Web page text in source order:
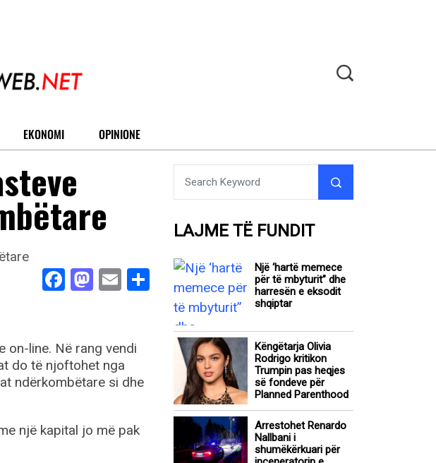
EKONOMI OPINIONE
Facebook
Mastodon
EmailShare
on-line. Në rang vendi
do të njoftohet nga
ndërkombëtare si dhe
një kapital jo më pak
LAJME TË FUNDIT
Një ‘hartë memece
për të mbyturit” dhe
harresën e eksodit
shqiptar
Këngëtarja Olivia
Rodrigo kritikon
Trumpin pas heqjes
së fondeve për
Planned Parenthood
Arrestohet Renardo
Nallbani i
shumëkërkuari për